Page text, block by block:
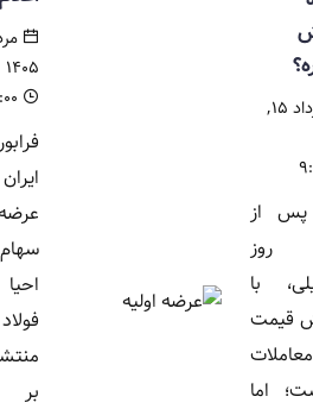
مرداد ۱۵,
ایران جزئیات
عرضه اولیه
سهام شرکت
احیا استیل
فولاد بافت را
منتشر کرد.
بر این